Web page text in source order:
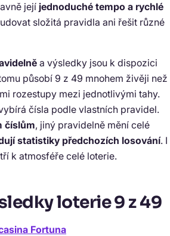
její jednoduché tempo a rychlé
složitá pravidla ani řešit různé
a výsledky jsou k dispozici
působí 9 z 49 mnohem živěji než
rozestupy mezi jednotlivými tahy.
čísla podle vlastních pravidel.
číslům, jiný pravidelně mění celé
statistiky předchozích losování. I
k atmosféře celé loterie.
loterie 9 z 49
Fortuna